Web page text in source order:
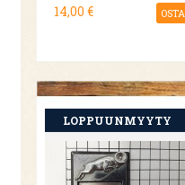
14,00 € OSTA